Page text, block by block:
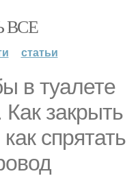
ВСЕ
статьи
в туалете
закрыть
спрятать